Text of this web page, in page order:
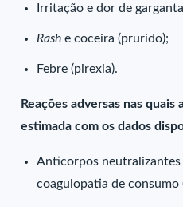
Irritação e dor de
Rash e coceira (prurido);
Febre (pirexia).
Reações adversas nas
estimada com os dados
Anticorpos
coagulopatia de consumo